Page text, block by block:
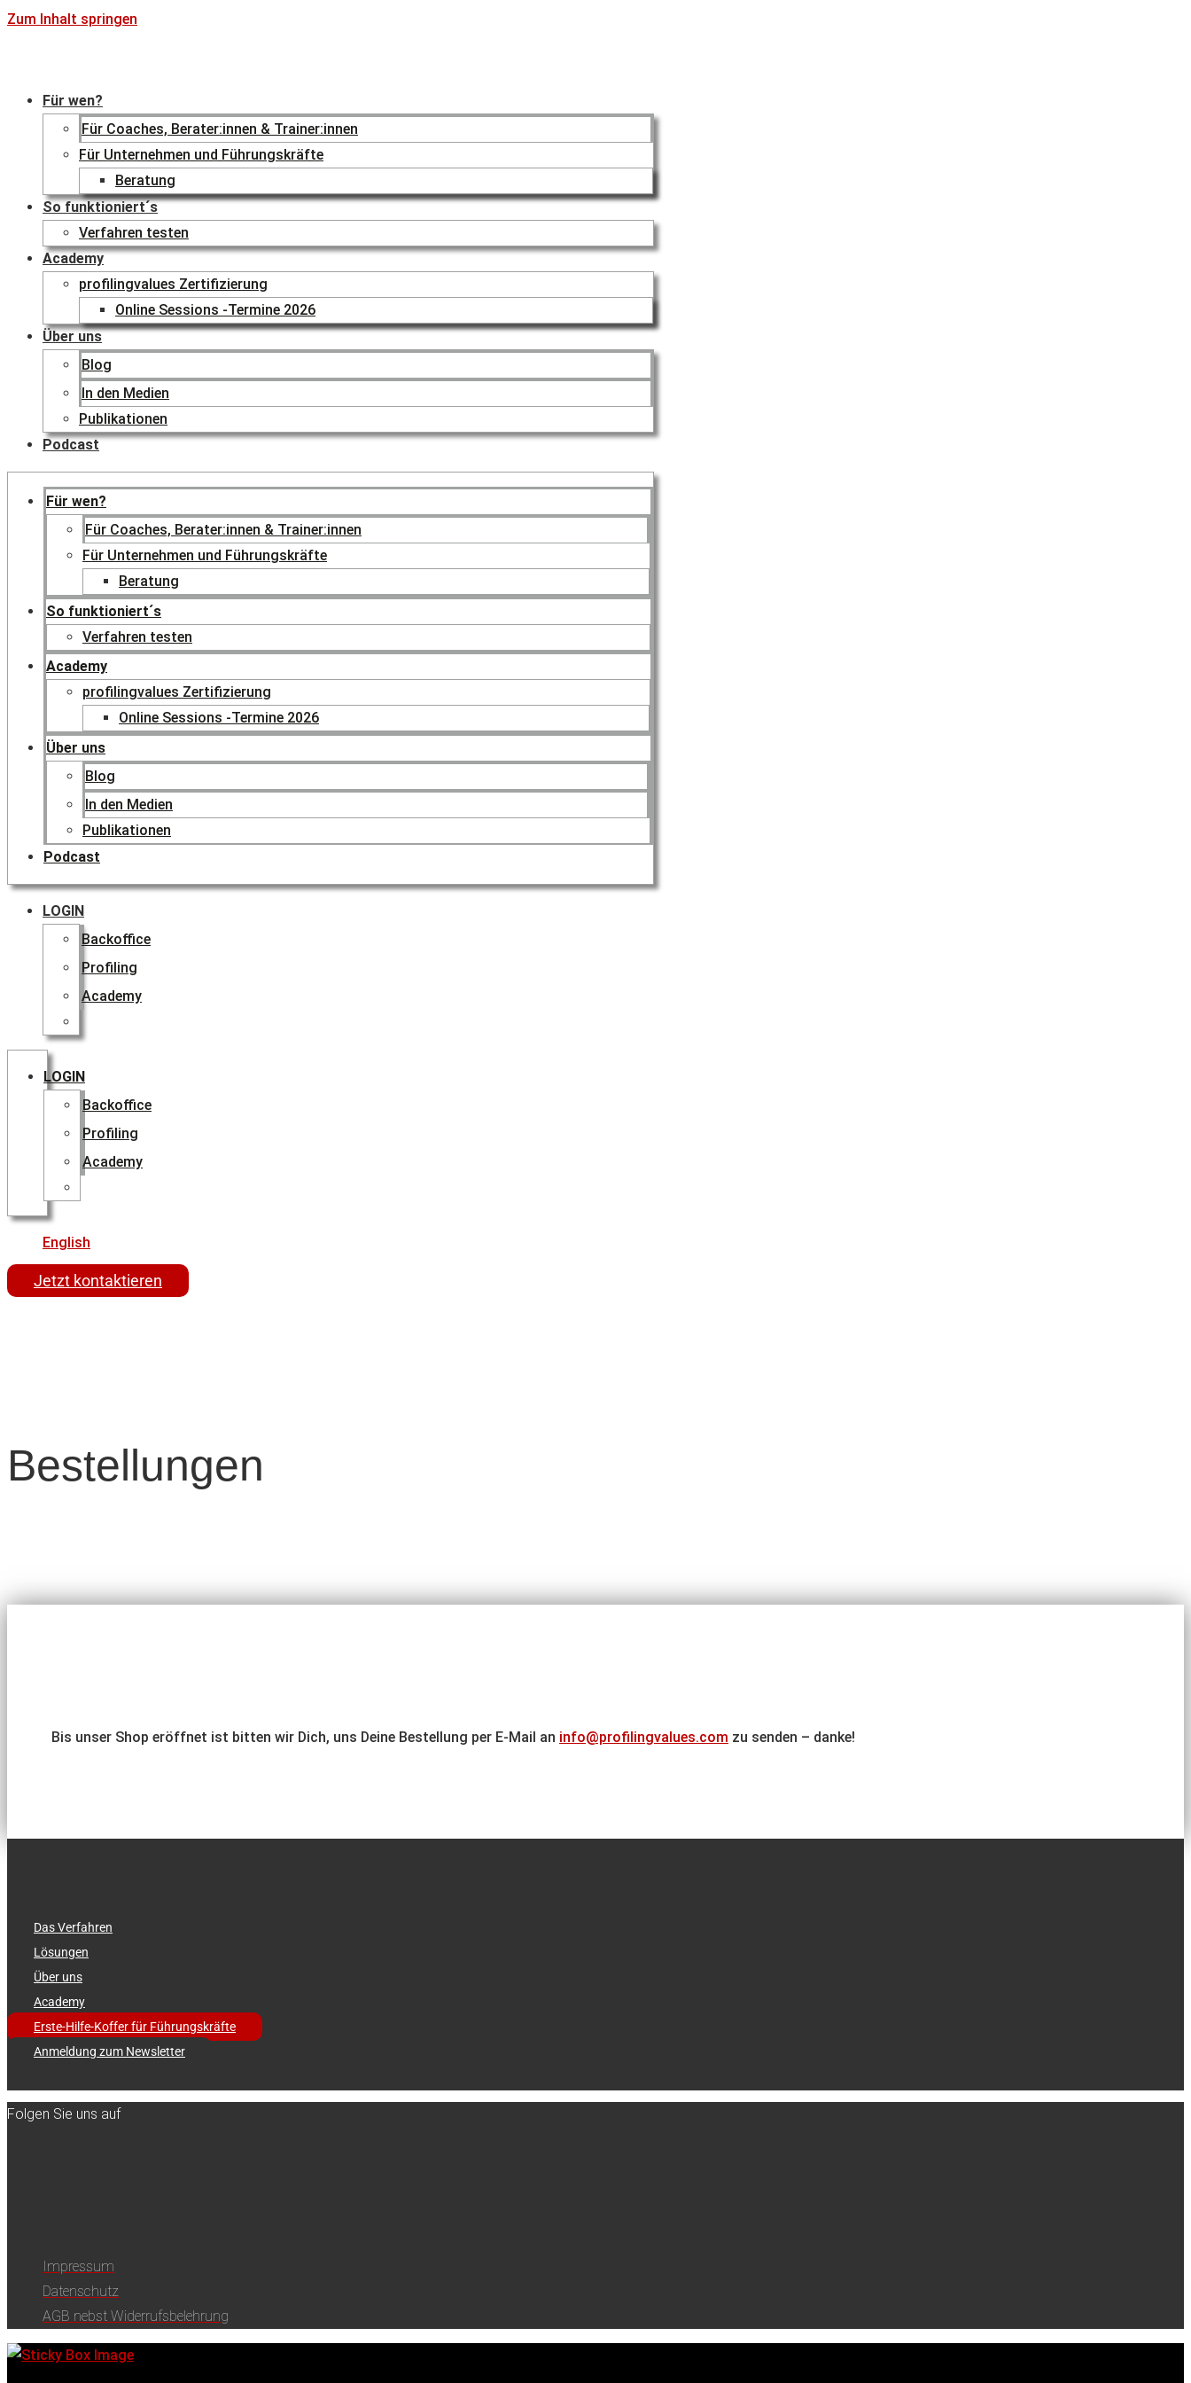
Zum Inhalt springen
Für wen?
Für Coaches, Berater:innen & Trainer:innen
Für Unternehmen und Führungskräfte
Beratung
So funktioniert´s
Verfahren testen
Academy
profilingvalues Zertifizierung
Online Sessions -Termine 2026
Über uns
Blog
In den Medien
Publikationen
Podcast
Für wen?
Für Coaches, Berater:innen & Trainer:innen
Für Unternehmen und Führungskräfte
Beratung
So funktioniert´s
Verfahren testen
Academy
profilingvalues Zertifizierung
Online Sessions -Termine 2026
Über uns
Blog
In den Medien
Publikationen
Podcast
LOGIN
Backoffice
Profiling
Academy
LOGIN
Backoffice
Profiling
Academy
English
Jetzt kontaktieren
Bestellungen
Bis unser Shop eröffnet ist bitten wir Dich, uns Deine Bestellung per E-Mail an info@profilingvalues.com zu senden – danke!
Das Verfahren
Lösungen
Über uns
Academy
Erste-Hilfe-Koffer für Führungskräfte
Anmeldung zum Newsletter
Folgen Sie uns auf
Impressum
Datenschutz
AGB nebst Widerrufsbelehrung